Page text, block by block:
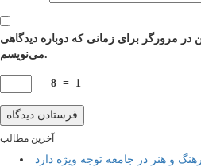
در مرورگر برای زمانی که دوباره دیدگاهی
می‌نویسم.
− 8 = 1
آخرین مطالب
و هنر در جامعه توجه ویژه دارد